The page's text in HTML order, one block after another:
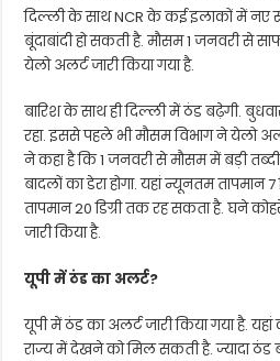
दिल्ली के साथ NCR के कई इलाकों में नए
बूंदाबांदी हो सकती है. मौसम 1 जनवरी से
येलो अलर्ट जारी किया गया है.
बारिश के साथ ही दिल्ली में ठंड बढ़ेगी.
रहा. इससे पहले भी मौसम विभाग ने येलो
ने कहा है कि 1 जनवरी से मौसम में बड़ी
बादलों का डेरा होगा. यहां न्यूनतम
तापमान 20 डिग्री तक रह सकता है. घने
जारी किया है.
यूपी में ठंड का अलर्ट?
यूपी में ठंड का अलर्ट जारी किया गया है.
राज्य में देखने को मिल सकती है. ज्यादा